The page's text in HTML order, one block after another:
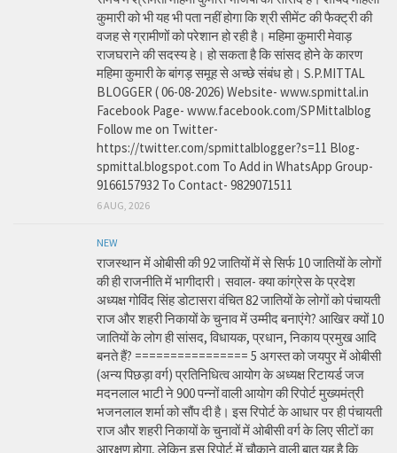
कुमारी को भी यह भी पता नहीं होगा कि श्री सीमेंट की फैक्ट्री की
वजह से ग्रामीणों को परेशान हो रही है। महिमा कुमारी मेवाड़
राजघराने की सदस्य हे। हो सकता है कि सांसद होने के कारण
महिमा कुमारी के बांगड़ समूह से अच्छे संबंध हो। S.P.MITTAL
BLOGGER ( 06-08-2026) Website- www.spmittal.in
Facebook Page- www.facebook.com/SPMittalblog
Follow me on Twitter-
https://twitter.com/spmittalblogger?s=11 Blog-
spmittal.blogspot.com To Add in WhatsApp Group-
9166157932 To Contact- 9829071511
6 AUG, 2026
NEW
राजस्थान में ओबीसी की 92 जातियों में से सिर्फ 10 जातियों के लोगों
की ही राजनीति में भागीदारी। सवाल- क्या कांग्रेस के प्रदेश
अध्यक्ष गोविंद सिंह डोटासरा वंचित 82 जातियों के लोगों को पंचायती
राज और शहरी निकायों के चुनाव में उम्मीद बनाएंगे? आखिर क्यों 10
जातियों के लोग ही सांसद, विधायक, प्रधान, निकाय प्रमुख आदि
बनते हैं? ================ 5 अगस्त को जयपुर में ओबीसी
(अन्य पिछड़ा वर्ग) प्रतिनिधित्व आयोग के अध्यक्ष रिटायर्ड जज
मदनलाल भाटी ने 900 पन्नों वाली आयोग की रिपोर्ट मुख्यमंत्री
भजनलाल शर्मा को सौंप दी है। इस रिपोर्ट के आधार पर ही पंचायती
राज और शहरी निकायों के चुनावों में ओबीसी वर्ग के लिए सीटों का
आरक्षण होगा, लेकिन इस रिपोर्ट में चौकाने वाली बात यह है कि